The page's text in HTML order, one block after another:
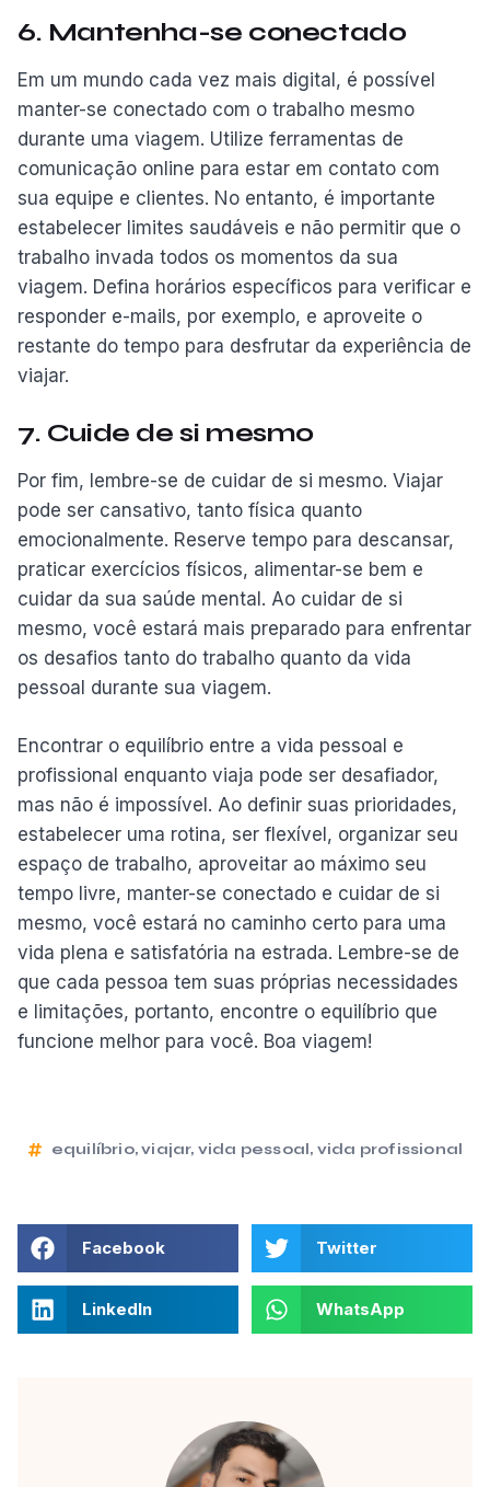
6. Mantenha-se conectado
Em um mundo cada vez mais digital, é possível
manter-se conectado com o trabalho mesmo
durante uma viagem. Utilize ferramentas de
comunicação online para estar em contato com
sua equipe e clientes. No entanto, é importante
estabelecer limites saudáveis e não permitir que o
trabalho invada todos os momentos da sua
viagem. Defina horários específicos para verificar e
responder e-mails, por exemplo, e aproveite o
restante do tempo para desfrutar da experiência de
viajar.
7. Cuide de si mesmo
Por fim, lembre-se de cuidar de si mesmo. Viajar
pode ser cansativo, tanto física quanto
emocionalmente. Reserve tempo para descansar,
praticar exercícios físicos, alimentar-se bem e
cuidar da sua saúde mental. Ao cuidar de si
mesmo, você estará mais preparado para enfrentar
os desafios tanto do trabalho quanto da vida
pessoal durante sua viagem.
Encontrar o equilíbrio entre a vida pessoal e
profissional enquanto viaja pode ser desafiador,
mas não é impossível. Ao definir suas prioridades,
estabelecer uma rotina, ser flexível, organizar seu
espaço de trabalho, aproveitar ao máximo seu
tempo livre, manter-se conectado e cuidar de si
mesmo, você estará no caminho certo para uma
vida plena e satisfatória na estrada. Lembre-se de
que cada pessoa tem suas próprias necessidades
e limitações, portanto, encontre o equilíbrio que
funcione melhor para você. Boa viagem!
equilíbrio,viajar, vida pessoal, vida profissional
Facebook Twitter
LinkedIn WhatsApp